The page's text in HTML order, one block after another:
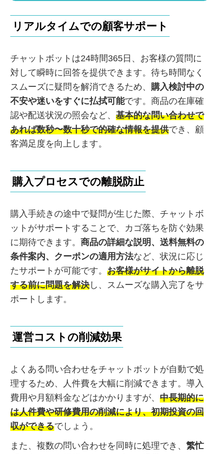
リアルタイムでの顧客サポート
チャットボットは24時間365日、お客様の質問に
対して瞬時に回答を提供できます。待ち時間なく
スムーズに疑問を解消できるため、 購入検討中の
不安や迷いをすぐに払拭可能です。商品の在庫確
認や配送状況の照会など、 基本的な問い合わせで
あれば数秒〜数十秒で的確な情報を提供でき、顧
客満足度を向上します。
購入プロセスでの離脱防止
購入手続きの途中で疑問が生じた際、チャットボ
ットがサポートすることで、カゴ落ちを防ぐ効果
に期待できます。 商品の詳細な説明、送料無料の
条件案内、クーポンの適用方法など、状況に応じ
たサポートが可能です。 お客様がサイトから離脱
する前に問題を解決 し、スムーズな購入完了をサ
ポートします。
運営コストの削減効果
よくある問い合わせをチャットボットが自動で処
理するため、人件費を大幅に削減できます。導入
費用や月額料金などはかかりますが、 中長期的に
は人件費や研修費用の削減により、初期投資の回
収ができるでしょう。
また、複数の問い合わせを同時に処理でき、 繁忙